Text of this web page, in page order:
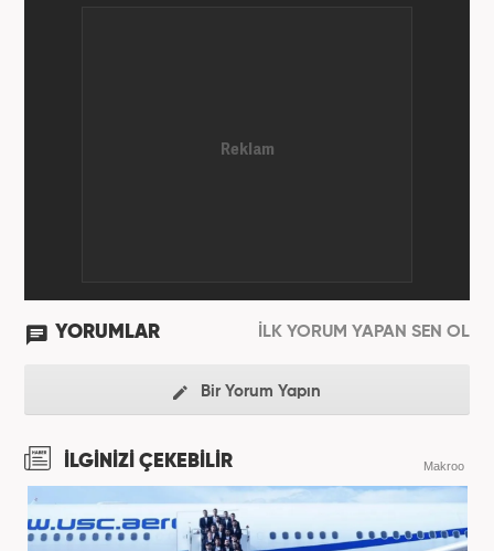
YORUMLAR İLK YORUM YAPAN SEN OL
Bir Yorum Yapın
İLGİNİZİ ÇEKEBİLİR Makroo